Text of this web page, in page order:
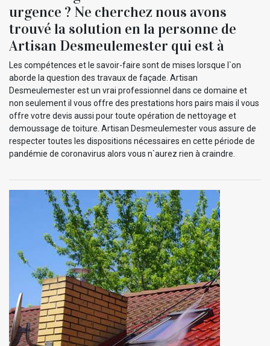
urgence ? Ne cherchez nous avons
trouvé la solution en la personne de
Artisan Desmeulemester qui est à
Les compétences et le savoir-faire sont de mises lorsque l`on
aborde la question des travaux de façade. Artisan
Desmeulemester est un vrai professionnel dans ce domaine et
non seulement il vous offre des prestations hors pairs mais il vous
offre votre devis aussi pour toute opération de nettoyage et
demoussage de toiture. Artisan Desmeulemester vous assure de
respecter toutes les dispositions nécessaires en cette période de
pandémie de coronavirus alors vous n`aurez rien à craindre.